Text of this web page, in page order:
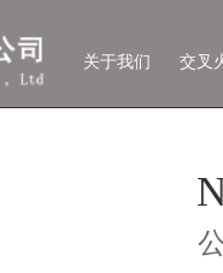
关于我们 交叉